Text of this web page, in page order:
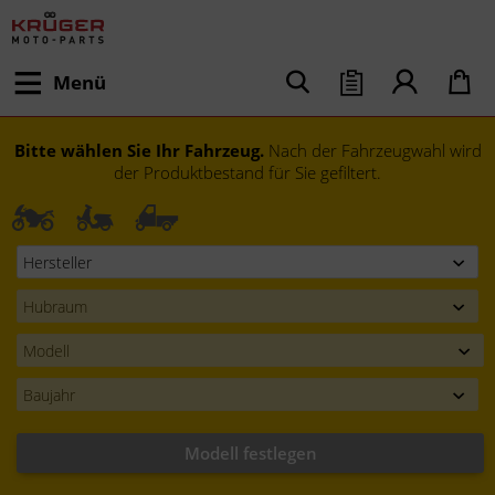
Menü
Bitte wählen Sie Ihr Fahrzeug. Nach der Fahrzeugwahl wird
der Produktbestand für Sie gefiltert.
Modell festlegen